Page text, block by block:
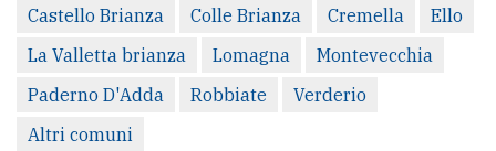
Per
la
tua
Castello Brianza
Colle Brianza Cremella
Ello
La Valletta brianza
Lomagna
Montevecchia
Paderno D'Adda
Robbiate
Verderio
Altri comuni